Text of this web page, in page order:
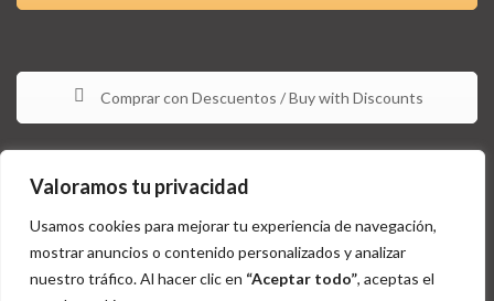
Valoramos tu privacidad
Usamos cookies para mejorar tu experiencia de navegación,
mostrar anuncios o contenido personalizados y analizar
nuestro tráfico. Al hacer clic en “Aceptar todo”, aceptas el
Comprar con Descuentos / Buy with Discounts
Estos productos no están aprobados por la FDA y no tienen la